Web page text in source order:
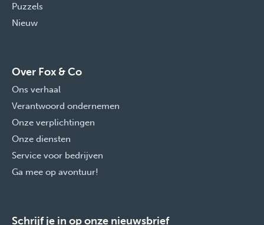
Puzzels
Nieuw
Over Fox & Co
Ons verhaal
Verantwoord ondernemen
Onze verplichtingen
Onze diensten
Service voor bedrijven
Ga mee op avontuur!
Schrijf je in op onze nieuwsbrief